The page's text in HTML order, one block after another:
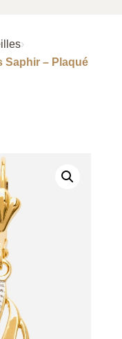
›
Saphir – Plaqué